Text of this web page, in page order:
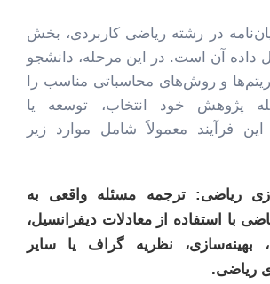
در رشته ریاضی کاربردی، بخش
داده آن است. در این مرحله، دانشجو
و روش‌های محاسباتی مناسب را
پژوهش خود انتخاب، توسعه یا
این فرآیند معمولاً شامل موارد زیر
ریاضی: ترجمه مسئله واقعی به
با استفاده از معادلات دیفرانسیل،
بهینه‌سازی، نظریه گراف یا سایر
ریاضی.